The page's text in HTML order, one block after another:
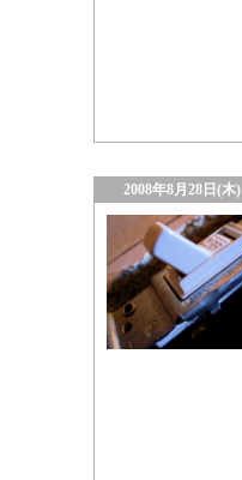
2008年8月28日(木)